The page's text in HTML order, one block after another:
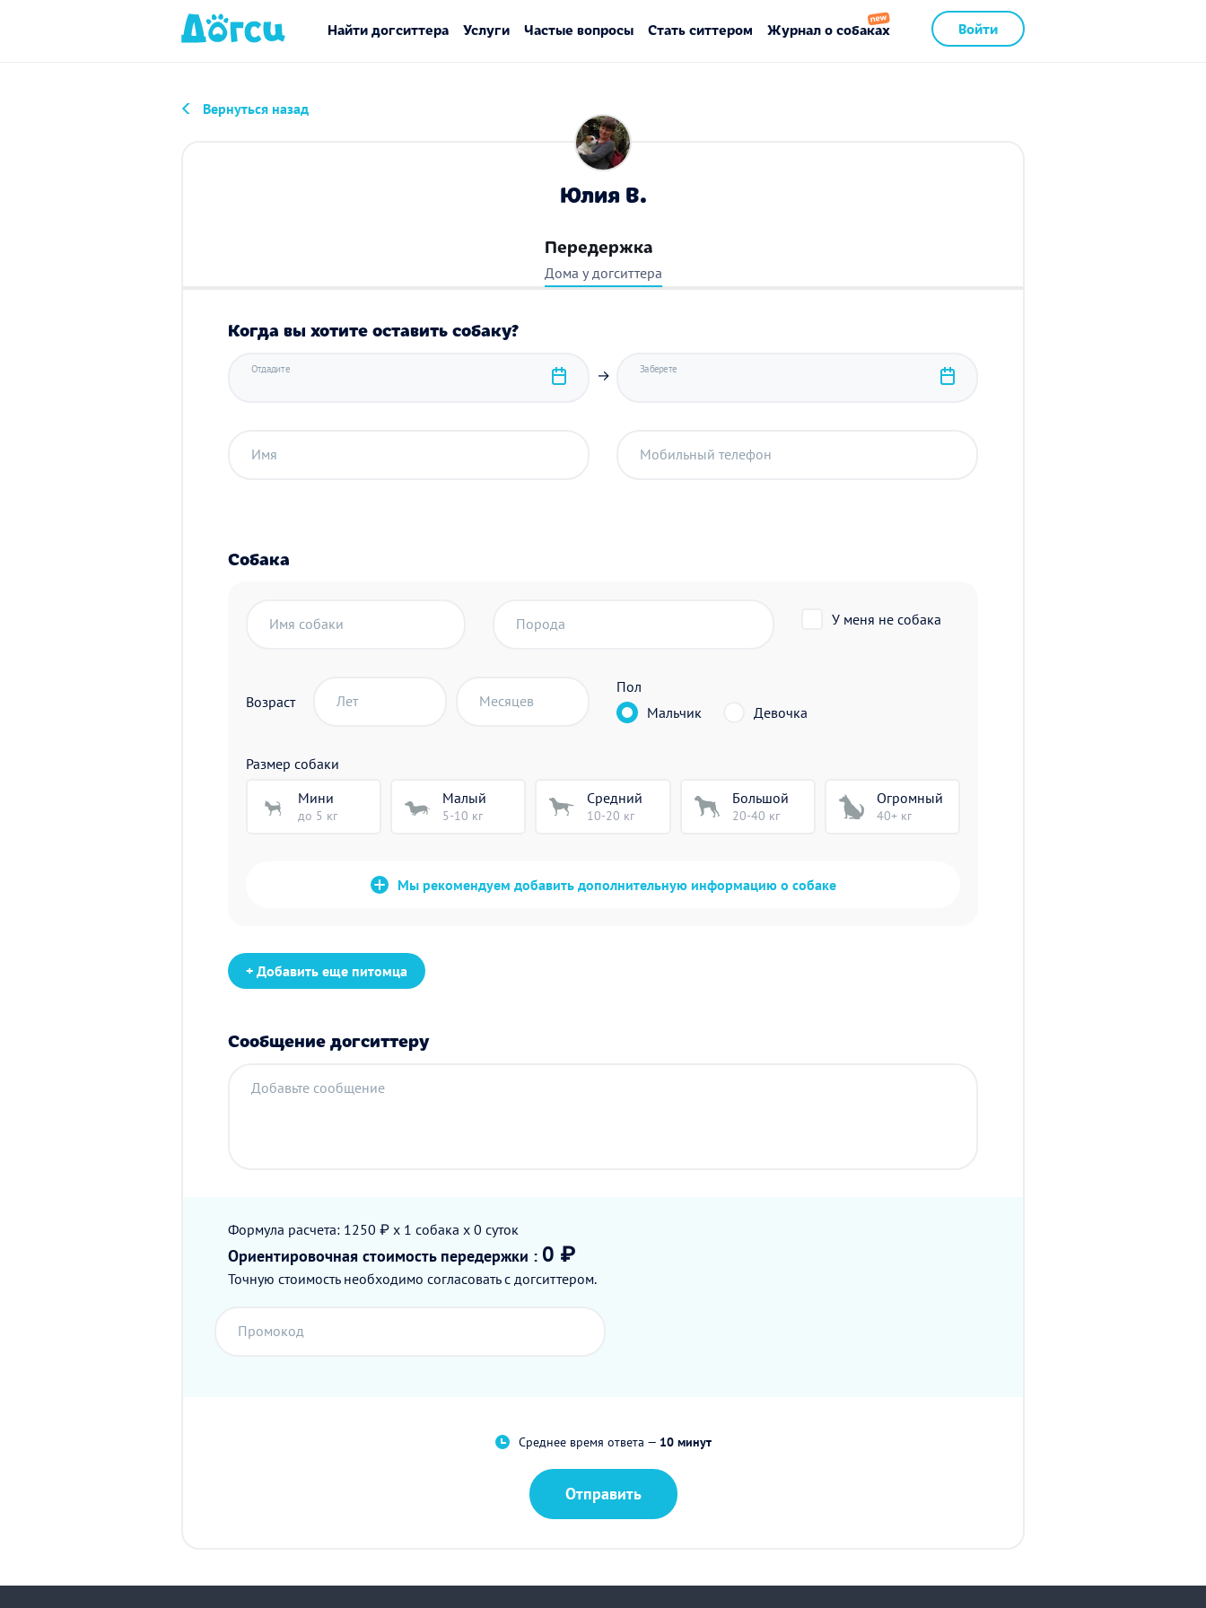
Войти
Найти догситтера Услуги Частые вопросы Стать ситтером Журнал о собаках
Вернуться назад
Юлия В.
Передержка
Дома у догситтера
Когда вы хотите оставить собаку?
Отдадите Заберете
Имя Мобильный телефон
Собака
Имя собаки Порода У меня не собака
Возраст Лет Месяцев
Пол
Мальчик
Девочка
Размер собаки
Мини
до 5 кг
Малый
5-10 кг
Средний
10-20 кг
Большой
20-40 кг
Огромный
40+ кг
Мы рекомендуем добавить дополнительную информацию о собаке
+ Добавить еще питомца
Сообщение догситтеру
Добавьте сообщение
Формула расчета: 1250 ₽ x 1 собака x 0 суток
Ориентировочная стоимость передержки : 0 ₽
Точную стоимость необходимо согласовать с догситтером.
Промокод
Среднее время ответа — 10 минут
Отправить